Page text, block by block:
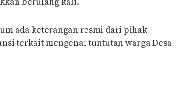
ada keterangan resmi dari pihak
terkait mengenai tuntutan warga Desa